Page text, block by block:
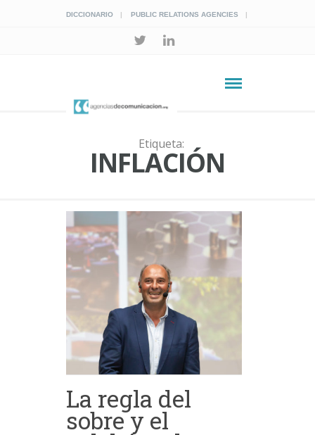
DICCIONARIO PUBLIC RELATIONS AGENCIES
Etiqueta:
INFLACIÓN
La regla del
sobre y el